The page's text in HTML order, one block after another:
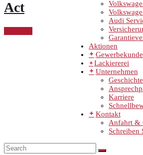
Audi
Aktionen
Lackiererei
Unternehmen
Geschichte
Karriere
Kontakt
Anfahrt &
Schreiben
Act